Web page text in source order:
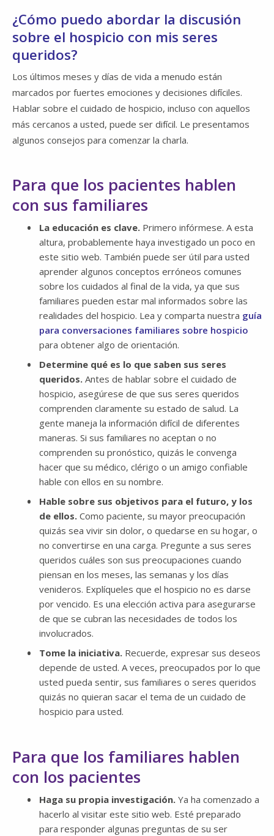
¿Cómo puedo abordar la discusión
sobre el hospicio con mis seres
queridos?
Los últimos meses y días de vida a menudo están
marcados por fuertes emociones y decisiones difíciles.
Hablar sobre el cuidado de hospicio, incluso con aquellos
más cercanos a usted, puede ser difícil. Le presentamos
algunos consejos para comenzar la charla.
Para que los pacientes hablen
con sus familiares
La educación es clave. Primero infórmese. A esta
altura, probablemente haya investigado un poco en
este sitio web. También puede ser útil para usted
aprender algunos conceptos erróneos comunes
sobre los cuidados al final de la vida, ya que sus
familiares pueden estar mal informados sobre las
realidades del hospicio. Lea y comparta nuestra guía
para conversaciones familiares sobre hospicio
para obtener algo de orientación.
Determine qué es lo que saben sus seres
queridos. Antes de hablar sobre el cuidado de
hospicio, asegúrese de que sus seres queridos
comprenden claramente su estado de salud. La
gente maneja la información difícil de diferentes
maneras. Si sus familiares no aceptan o no
comprenden su pronóstico, quizás le convenga
hacer que su médico, clérigo o un amigo confiable
hable con ellos en su nombre.
Hable sobre sus objetivos para el futuro, y los
de ellos. Como paciente, su mayor preocupación
quizás sea vivir sin dolor, o quedarse en su hogar, o
no convertirse en una carga. Pregunte a sus seres
queridos cuáles son sus preocupaciones cuando
piensan en los meses, las semanas y los días
venideros. Explíqueles que el hospicio no es darse
por vencido. Es una elección activa para asegurarse
de que se cubran las necesidades de todos los
involucrados.
Tome la iniciativa. Recuerde, expresar sus deseos
depende de usted. A veces, preocupados por lo que
usted pueda sentir, sus familiares o seres queridos
quizás no quieran sacar el tema de un cuidado de
hospicio para usted.
Para que los familiares hablen
con los pacientes
Haga su propia investigación. Ya ha comenzado a
hacerlo al visitar este sitio web. Esté preparado
para responder algunas preguntas de su ser